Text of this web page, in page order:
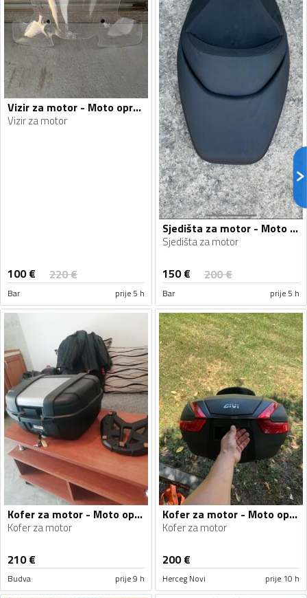
Vizir za motor - Moto oprema
Vizir za motor
100€ 220€
Bar prije 5 h
Sjedišta za motor - Moto oprema
Sjedišta za motor
150€ 200€
Bar prije 5 h
Kofer za motor - Moto oprema
Kofer za motor
210€
Budva prije 9 h
Kofer za motor - Moto oprema
Kofer za motor
200€
Herceg Novi prije 10 h